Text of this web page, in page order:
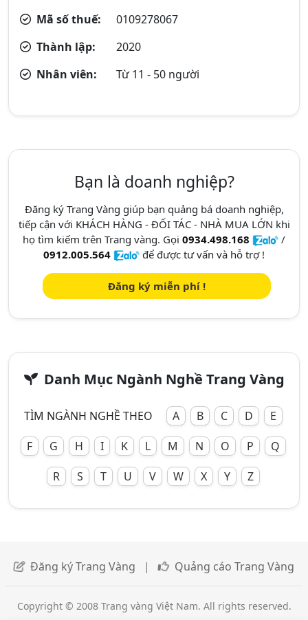
Mã số thuế:
0109278067
Thành lập:
2020
Nhân viên:
Từ 11 - 50 người
Bạn là doanh nghiệp?
Đăng ký Trang Vàng giúp bạn quảng bá doanh nghiệp,
tiếp cận với KHÁCH HÀNG - ĐỐI TÁC - NHÀ MUA LỚN khi
họ tìm kiếm trên Trang vàng. Gọi 0934.498.168
/
0912.005.564
để được tư vấn và hỗ trợ !
Đăng ký miễn phí !
Danh Mục Ngành Nghề Trang Vàng
TÌM NGÀNH NGHỀ THEO A B C D
E
F
G H I K L M N O P
Q
R
S T U V W X Y Z
Đăng ký Trang Vàng | Quảng cáo Trang Vàng
Copyright © 2008 Trang vàng Việt Nam. All rights reserved.